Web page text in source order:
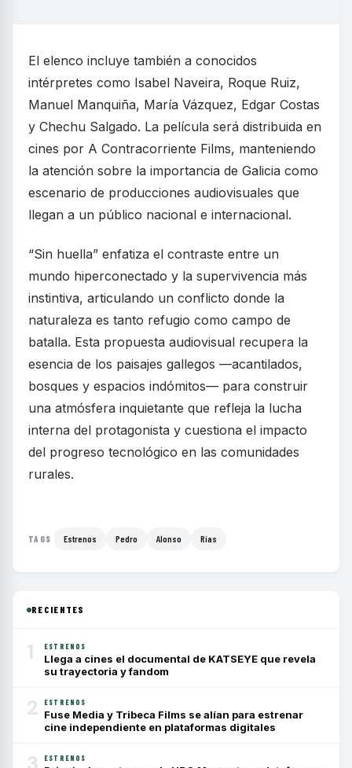
El elenco incluye también a conocidos
intérpretes como Isabel Naveira, Roque Ruiz,
Manuel Manquiña, María Vázquez, Edgar Costas
y Chechu Salgado. La película será distribuida en
cines por A Contracorriente Films, manteniendo
la atención sobre la importancia de Galicia como
escenario de producciones audiovisuales que
llegan a un público nacional e internacional.
“Sin huella” enfatiza el contraste entre un
mundo hiperconectado y la supervivencia más
instintiva, articulando un conflicto donde la
naturaleza es tanto refugio como campo de
batalla. Esta propuesta audiovisual recupera la
esencia de los paisajes gallegos —acantilados,
bosques y espacios indómitos— para construir
una atmósfera inquietante que refleja la lucha
interna del protagonista y cuestiona el impacto
del progreso tecnológico en las comunidades
rurales.
TAGS Estrenos Pedro Alonso Rías
RECIENTES
1 ESTRENOS
Llega a cines el documental de KATSEYE que revela
su trayectoria y fandom
2 ESTRENOS
Fuse Media y Tribeca Films se alían para estrenar
cine independiente en plataformas digitales
ESTRENOS